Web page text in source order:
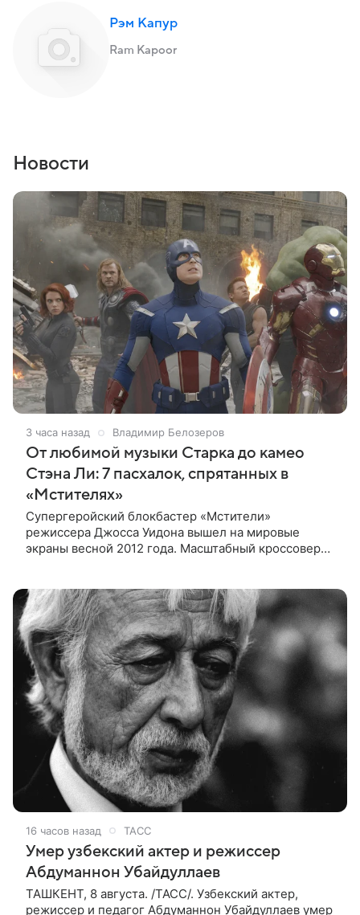
Рэм Капур
Ram Kapoor
Новости
3 часа назад Владимир Белозеров
От любимой музыки Старка до камео
Стэна Ли: 7 пасхалок, спрятанных в
«Мстителях»
Супергеройский блокбастер «Мстители»
режиссера Джосса Уидона вышел на мировые
экраны весной 2012 года. Масштабный кроссовер
16 часов назад ТАСС
Умер узбекский актер и режиссер
Абдуманнон Убайдуллаев
ТАШКЕНТ, 8 августа. /ТАСС/. Узбекский актер,
режиссер и педагог Абдуманнон Убайдуллаев умер